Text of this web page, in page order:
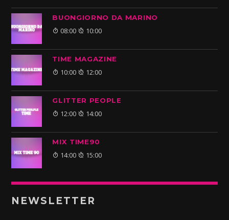
BUONGIORNO DA MARINO
08:00 10:00
TIME MAGAZINE
10:00 12:00
GLITTER PEOPLE
12:00 14:00
MIX TIME90
14:00 15:00
NEWSLETTER